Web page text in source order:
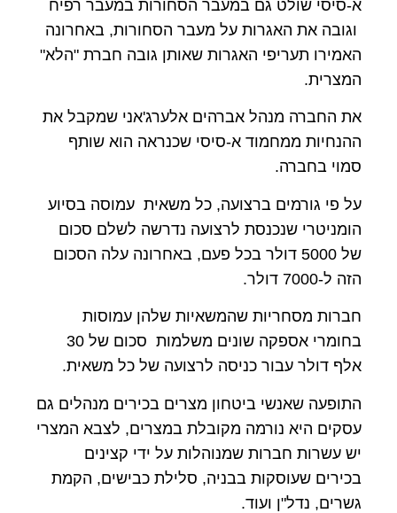
א-סיסי שולט גם במעבר הסחורות במעבר רפיח
וגובה את האגרות על מעבר הסחורות, באחרונה
האמירו תעריפי האגרות שאותן גובה חברת "הלא"
המצרית.
את החברה מנהל אברהים אלערג'אני שמקבל את
ההנחיות ממחמוד א-סיסי שכנראה הוא שותף
סמוי בחברה.
על פי גורמים ברצועה, כל משאית עמוסה בסיוע
הומניטרי שנכנסת לרצועה נדרשה לשלם סכום
של 5000 דולר בכל פעם, באחרונה עלה הסכום
הזה ל-7000 דולר.
חברות מסחריות שהמשאיות שלהן עמוסות
בחומרי אספקה שונים משלמות סכום של 30
אלף דולר עבור כניסה לרצועה של כל משאית.
התופעה שאנשי ביטחון מצרים בכירים מנהלים גם
עסקים היא נורמה מקובלת במצרים, לצבא המצרי
יש עשרות חברות שמנוהלות על ידי קצינים
בכירים שעוסקות בבניה, סלילת כבישים, הקמת
גשרים, נדל"ן ועוד.